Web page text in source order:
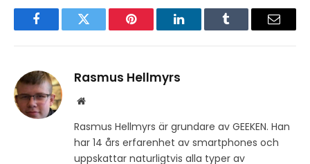
FacebookTwitter Pinterest LinkedInTumblr Email
Rasmus Hellmyrs
Website
Rasmus Hellmyrs är grundare av GEEKEN. Han
har 14 års erfarenhet av smartphones och
uppskattar naturligtvis alla typer av